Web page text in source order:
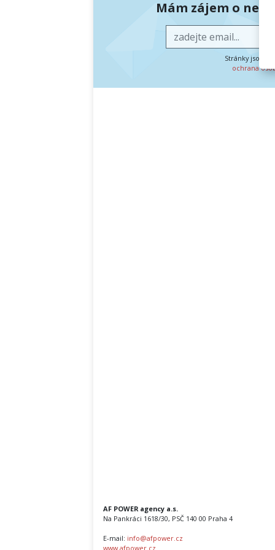
Mám zájem o
Stránky jsou
ochrana
AF POWER agency a.s.
Na Pankráci 1618/30, PSČ 140 00 Praha 4
E-mail: info@afpower.cz
www.afpower.cz